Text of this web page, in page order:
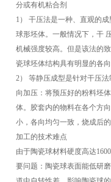
分或有机粘合剂
1） 干压法是一种、直观的
球形坯体。一般情况下，干
机械强度较高。但是该法的
瓷球坯体结构具有明显的各
2） 等静压成型是针对干压
向加压：将预压好的粉料坯
体。胶套内的物料在各个方
小，各向均匀一致，烧成后
加工的技术难点
由于陶瓷球材料硬度高达
要问题：陶瓷球表面能低研